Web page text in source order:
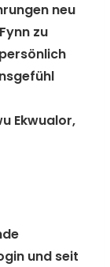
neu
zu
Ekwualor,
und seit